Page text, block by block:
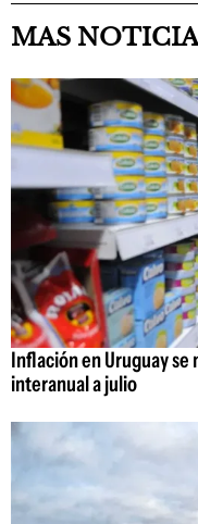
MAS
Inflación en Uruguay se
interanual a julio